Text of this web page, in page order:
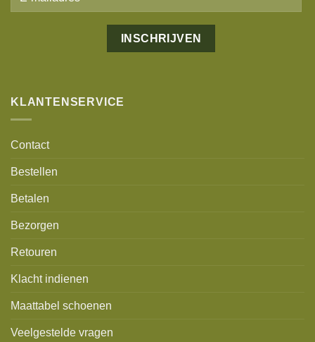
KLANTENSERVICE
Contact
Bestellen
Betalen
Bezorgen
Retouren
Klacht indienen
Maattabel schoenen
Veelgestelde vragen